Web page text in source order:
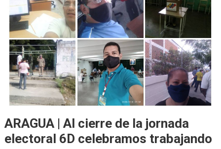
ARAGUA | Al cierre de la jornada
electoral 6D celebramos trabajando